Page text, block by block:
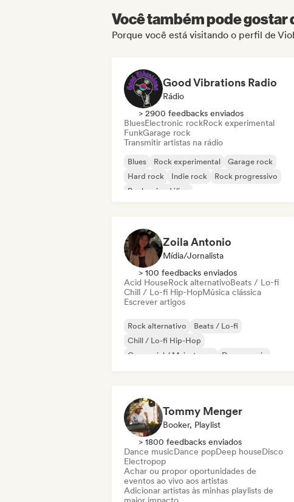
Você também pode
Porque você está visitando o perfil de
Good Vibrations Radio
Rádio
> 2900 feedbacks enviados
BluesElectronic rockRock experimental
FunkGarage rock
Transmitir artistas na rádio
Blues Rock experimental
Garage rock
Hard rock
Indie rock
Rock progressivo
Rock psicodélico
Zoila Antonio
Mídia/Jornalista
> 100 feedbacks enviados
Acid HouseRock alternativoBeats / Lo-fi
Chill / Lo-fi Hip-HopMúsica clássica
Escrever artigos
Rock alternativo
Beats / Lo-fi
Chill / Lo-fi Hip-Hop
Comercial / Mainstream
Dance music
Tommy Menger
Booker, Playlist
> 1800 feedbacks enviados
Dance musicDance popDeep houseDisco
Electropop
Achar ou propor oportunidades de
eventos ao vivo aos artistas
Adicionar artistas às minhas playlists de